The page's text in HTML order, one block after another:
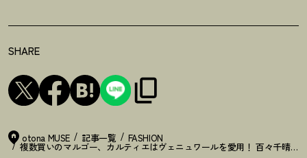
SHARE
otona MUSE 記事一覧 FASHION
複数買いのマルゴー、カルティエはヴェニュワールを愛用 ！ 百々千晴の